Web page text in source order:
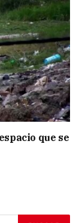
que se